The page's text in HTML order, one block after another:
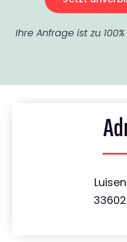
Ihre Anfrage ist zu